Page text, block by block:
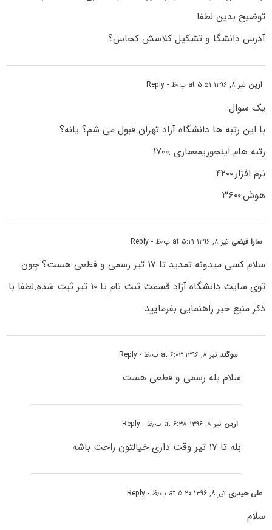
توضیح بدین لطفا
آدرس دانشگا و تشکیل کلاسش کجاس؟
ارین تیر ۸, ۱۳۹۶ at ۵:۵۱ ب٫ظ - Reply
یک سوال:
با این رتبه ها دانشگاه آزاد تهران قبول می شم؟ یانه؟
رتبه هام اینجوریمعماری :۱۷۰۰
نرم افزار:۴۲۰۰
هوش:۳۶۰۰
سارا فیضی تیر ۸, ۱۳۹۶ at ۵:۲۱ ب٫ظ - Reply
سلام کسی میدونه تمدید تا ۱۷ تیر رسمی و قطعی هست؟ چون
توی سایت دانشگاه آزاد قسمت ثبت نام تا ۱۰ تیر ثبت شده.لطفا با
ذکر منبع خبر راهنمایی بفرمایید
سوگندتیر ۸, ۱۳۹۶ at ۶:۰۳ ب٫ظ - Reply
سلام بله رسمی و قطعی هست
ارین تیر ۸, ۱۳۹۶ at ۶:۳۸ ب٫ظ - Reply
بله تا ۱۷ تیر وقت داری خیالتون راحت باشه
علی حیدری تیر ۸, ۱۳۹۶ at ۵:۲۰ ب٫ظ - Reply
سلام